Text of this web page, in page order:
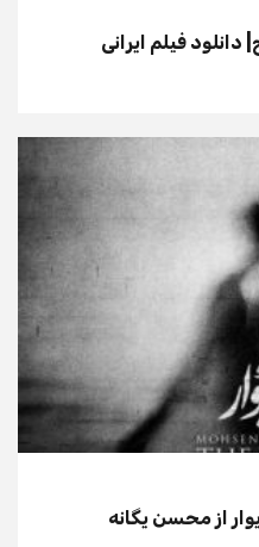
دانلود فیلم ایرانی
از محسن یگانه